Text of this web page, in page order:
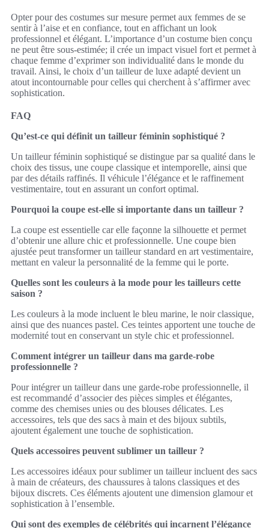
Opter pour des costumes sur mesure permet aux femmes de se
sentir à l’aise et en confiance, tout en affichant un look
professionnel et élégant. L’importance d’un costume bien conçu
ne peut être sous-estimée; il crée un impact visuel fort et permet à
chaque femme d’exprimer son individualité dans le monde du
travail. Ainsi, le choix d’un tailleur de luxe adapté devient un
atout incontournable pour celles qui cherchent à s’affirmer avec
sophistication.
FAQ
Qu’est-ce qui définit un tailleur féminin sophistiqué ?
Un tailleur féminin sophistiqué se distingue par sa qualité dans le
choix des tissus, une coupe classique et intemporelle, ainsi que
par des détails raffinés. Il véhicule l’élégance et le raffinement
vestimentaire, tout en assurant un confort optimal.
Pourquoi la coupe est-elle si importante dans un tailleur ?
La coupe est essentielle car elle façonne la silhouette et permet
d’obtenir une allure chic et professionnelle. Une coupe bien
ajustée peut transformer un tailleur standard en art vestimentaire,
mettant en valeur la personnalité de la femme qui le porte.
Quelles sont les couleurs à la mode pour les tailleurs cette
saison ?
Les couleurs à la mode incluent le bleu marine, le noir classique,
ainsi que des nuances pastel. Ces teintes apportent une touche de
modernité tout en conservant un style chic et professionnel.
Comment intégrer un tailleur dans ma garde-robe
professionnelle ?
Pour intégrer un tailleur dans une garde-robe professionnelle, il
est recommandé d’associer des pièces simples et élégantes,
comme des chemises unies ou des blouses délicates. Les
accessoires, tels que des sacs à main et des bijoux subtils,
ajoutent également une touche de sophistication.
Quels accessoires peuvent sublimer un tailleur ?
Les accessoires idéaux pour sublimer un tailleur incluent des sacs
à main de créateurs, des chaussures à talons classiques et des
bijoux discrets. Ces éléments ajoutent une dimension glamour et
sophistication à l’ensemble.
Qui sont des exemples de célébrités qui incarnent l’élégance